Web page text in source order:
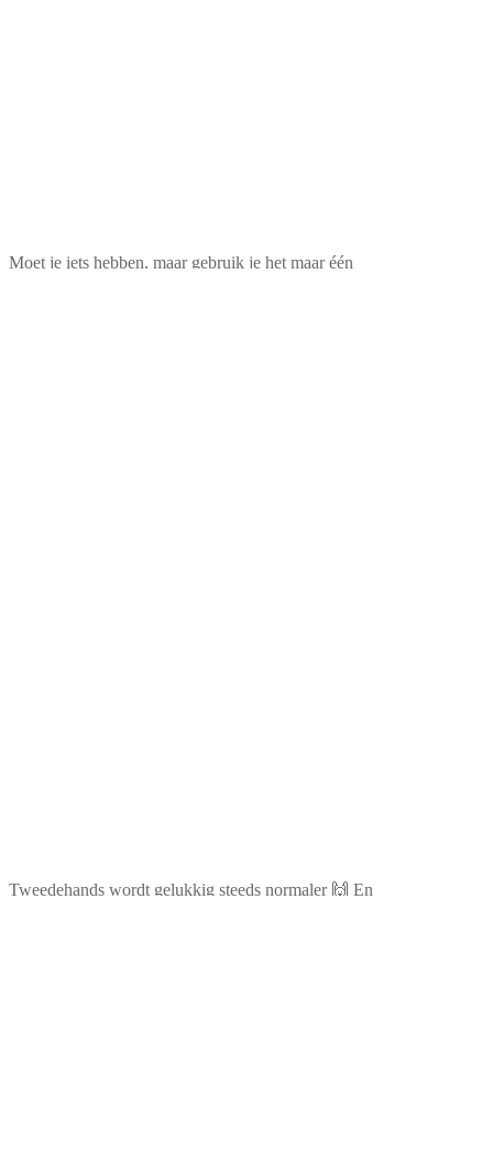
Moet je iets hebben, maar gebruik je het maar één
Tweedehands wordt gelukkig steeds normaler 🙌 En